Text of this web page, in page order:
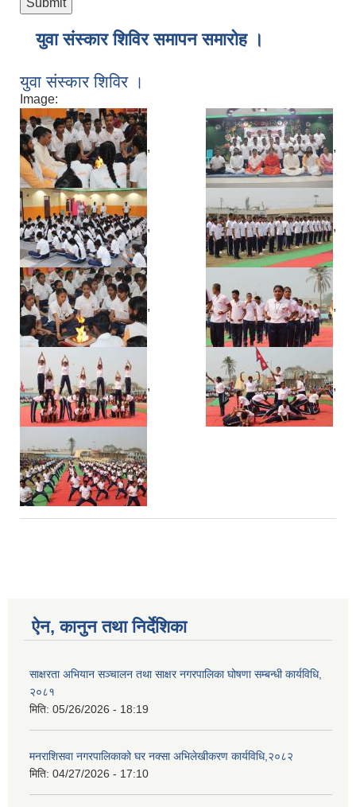
युवा संस्कार शिविर समापन समारोह ।
युवा संस्कार शिविर ।
Image:
, ,
, ,
, ,
, ,
ऐन, कानुन तथा निर्देशिका
साक्षरता अभियान सञ्चालन तथा साक्षर नगरपालिका घोषणा सम्बन्धी कार्यविधि,
२०८१
मिति: 05/26/2026 - 18:19
मनराशिसवा नगरपालिकाको घर नक्सा अभिलेखीकरण कार्यविधि,२०८२
मिति: 04/27/2026 - 17:10